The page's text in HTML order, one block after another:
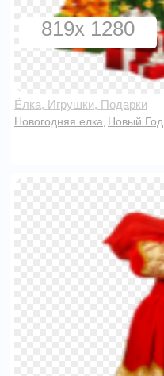
819x 1280
Ёлка, Игрушки, Подарки
Новогодняя елка Новый Год